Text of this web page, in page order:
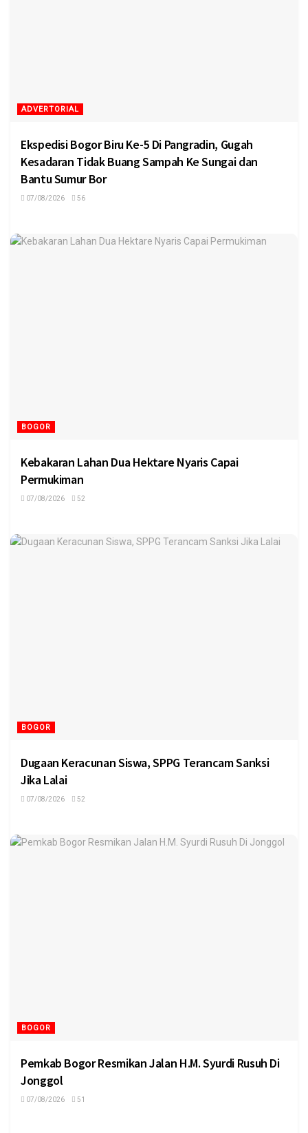
ADVERTORIAL
Ekspedisi Bogor Biru Ke-5 Di Pangradin, Gugah
Kesadaran Tidak Buang Sampah Ke Sungai dan
Bantu Sumur Bor
07/08/2026 56
BOGOR
Kebakaran Lahan Dua Hektare Nyaris Capai
Permukiman
07/08/2026 52
BOGOR
Dugaan Keracunan Siswa, SPPG Terancam Sanksi
Jika Lalai
07/08/2026 52
BOGOR
Pemkab Bogor Resmikan Jalan H.M. Syurdi Rusuh Di
Jonggol
07/08/2026 51